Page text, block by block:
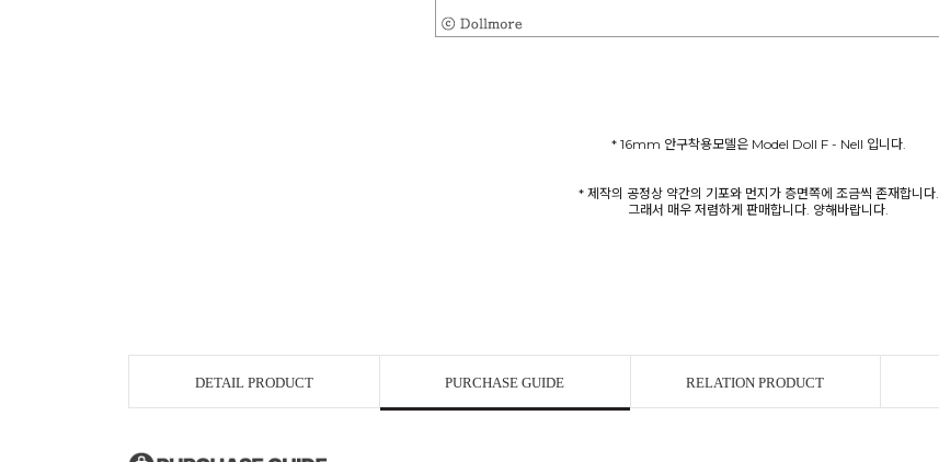
* 16mm 안구착용모델은 Model Doll F - Nell 입니다.
* 제작의 공정상 약간의 기포와 먼지가 층면쪽에 조금씩 존재합니다.
그래서 매우 저렴하게 판매합니다. 양해바랍니다.
DETAIL PRODUCT PURCHASE GUIDE RELATION PRODUCT